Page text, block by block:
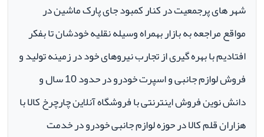
شهر های پرجمعیت در کنار کمبود جای پارک ماشین در
مواقع مراجعه به بازار بهمراه وسیله نقلیه خودشان تا بفکر
افتادیم با بهره گیری از تجارب نیروهای خود در زمینه تولید و
فروش لوازم جانبی و اسپرت خودرو در حدود 10 سال و
دانش نوین فروش اینترنتی با فروشگاه آنلاین چارچرخ کالا با
هزاران قلم کالا در حوزه لوازم جانبی خودرو در خدمت